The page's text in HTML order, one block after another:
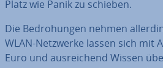
Platz wie Panik zu schieben.
Die Be­dro­hun­gen nehmen
WLAN-Netzwerke lassen sich mit
Euro und aus­rei­chend Wissen